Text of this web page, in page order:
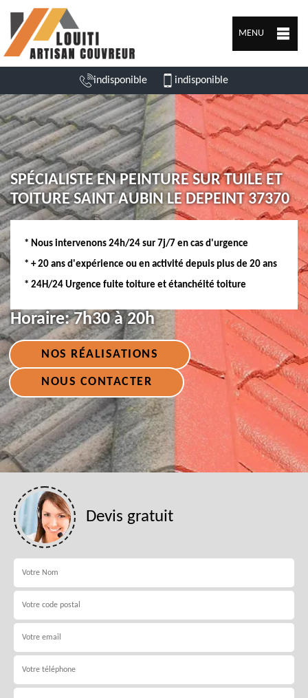
MENU
indisponible indisponible
SPÉCIALISTE EN PEINTURE SUR TUILE ET
TOITURE SAINT AUBIN LE DEPEINT 37370
* Nous intervenons 24h/24 sur 7j/7 en cas d'urgence
* + 20 ans d'expérience ou en activité depuis plus de 20 ans
* 24H/24 Urgence fuite toiture et étanchéité toiture
Horaire:7h30 à 20h
NOS RÉALISATIONS
NOUS CONTACTER
Devis gratuit